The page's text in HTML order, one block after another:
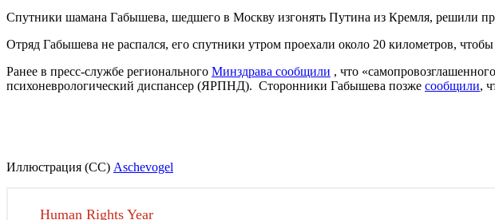
Спутники шамана Габышева, шедшего в Москву изгонять Путина из Кремля, решили
Отряд Габышева не распался, его спутники утром проехали около 20 километров,
Ранее в пресс-службе регионального Минздрава сообщили , что
психоневрологический диспансер (ЯРПНД)​. Сторонники Габышева позже сообщили,
Иллюстрация (СС) Aschevogel
Human Rights Year